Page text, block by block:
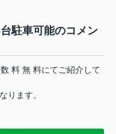
駐車可能のコメン
料 無 料にてご紹介して
ります。